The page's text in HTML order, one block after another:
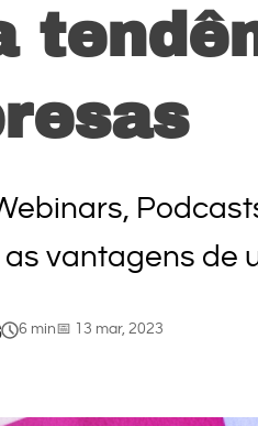
vantagens de
6 min 📅 13 mar, 2023